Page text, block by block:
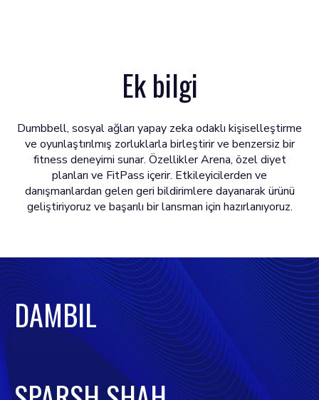
Ek bilgi
Dumbbell, sosyal ağları yapay zeka odaklı kişiselleştirme
ve oyunlaştırılmış zorluklarla birleştirir ve benzersiz bir
fitness deneyimi sunar. Özellikler Arena, özel diyet
planları ve FitPass içerir. Etkileyicilerden ve
danışmanlardan gelen geri bildirimlere dayanarak ürünü
geliştiriyoruz ve başarılı bir lansman için hazırlanıyoruz.
DAMBIL